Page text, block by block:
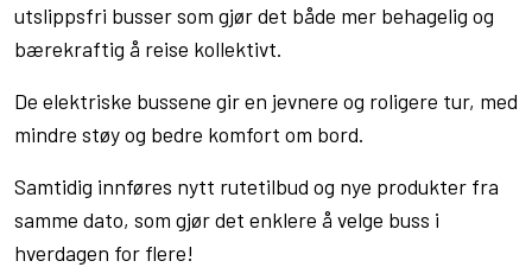
utslippsfri busser som gjør det både mer behagelig og
bærekraftig å reise kollektivt.
De elektriske bussene gir en jevnere og roligere tur, med
mindre støy og bedre komfort om bord.
Samtidig innføres nytt rutetilbud og nye produkter fra
samme dato, som gjør det enklere å velge buss i
hverdagen for flere!